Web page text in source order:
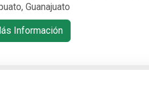
Guanajuato
Información